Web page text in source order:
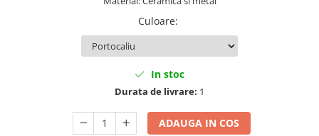
Culoare:
In stoc
Durata de livrare: 1
ADAUGA IN COS